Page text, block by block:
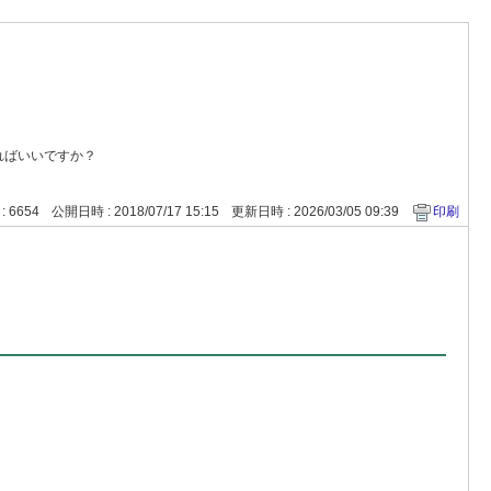
いいですか？
6654 公開日時 : 2018/07/17 15:15 更新日時 : 2026/03/05 09:39 印刷